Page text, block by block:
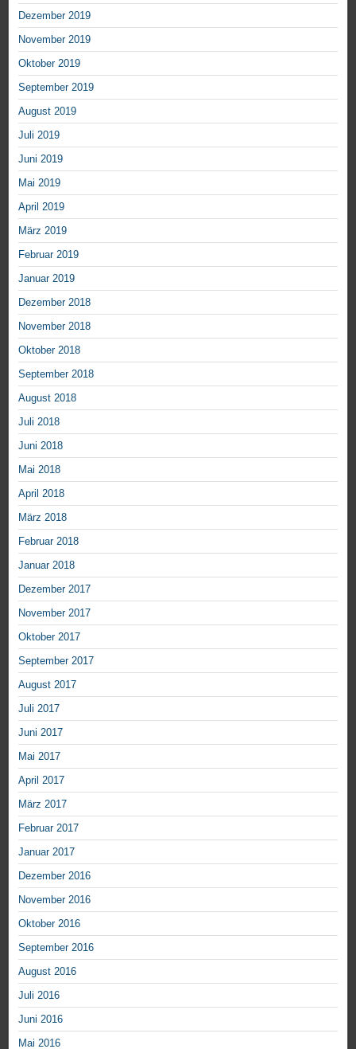
Dezember 2019
November 2019
Oktober 2019
September 2019
August 2019
Juli 2019
Juni 2019
Mai 2019
April 2019
März 2019
Februar 2019
Januar 2019
Dezember 2018
November 2018
Oktober 2018
September 2018
August 2018
Juli 2018
Juni 2018
Mai 2018
April 2018
März 2018
Februar 2018
Januar 2018
Dezember 2017
November 2017
Oktober 2017
September 2017
August 2017
Juli 2017
Juni 2017
Mai 2017
April 2017
März 2017
Februar 2017
Januar 2017
Dezember 2016
November 2016
Oktober 2016
September 2016
August 2016
Juli 2016
Juni 2016
Mai 2016